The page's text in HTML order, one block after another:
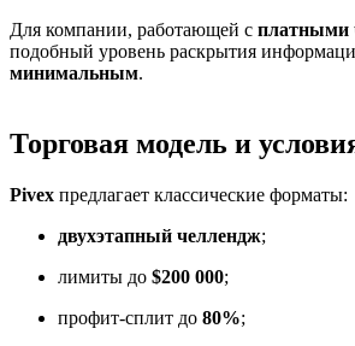
Для компании, работающей с платными
подобный уровень раскрытия
минимальным.
Торговая модель и
Pivex предлагает классические форматы:
двухэтапный челлендж;
лимиты до $200 000;
профит-сплит до 80%;